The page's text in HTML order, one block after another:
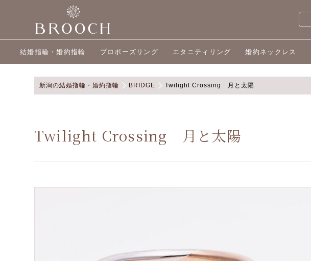
結婚指輪・婚約指輪 プロポーズリング エタニティリング 婚約ネックレス
新潟の結婚指輪・婚約指輪 BRIDGE Twilight Crossing 月と太陽
Twilight Crossing 月と太陽